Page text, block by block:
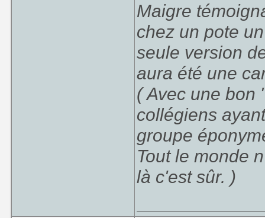
Maigre
chez un pote
seule version
aura été une
( Avec une bon
collégiens
groupe
Tout le monde
là c'est sûr. )